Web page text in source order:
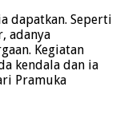
dapatkan. Seperti
adanya
Kegiatan
kendala dan ia
Pramuka